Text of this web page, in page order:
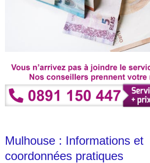
Mulhouse : Informations et
coordonnées pratiques